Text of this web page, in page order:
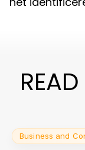
Business and